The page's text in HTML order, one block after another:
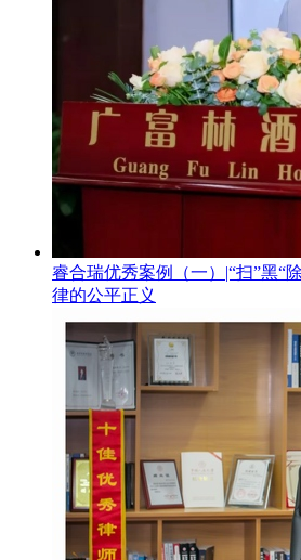
睿合瑞优秀案例（一）|“扫”黑“
律的公平正义